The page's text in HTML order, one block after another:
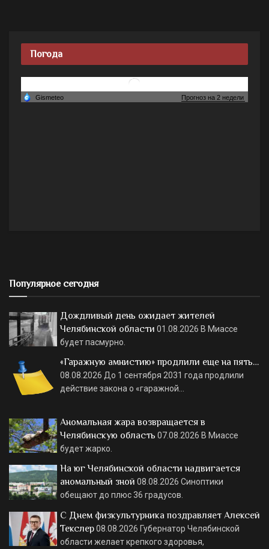
Погода
Популярное сегодня
Дождливый день ожидает жителей
Челябинской области 01.08.2026 В Миассе
будет пасмурно.
«Гаражную амнистию» продлили еще на пять…
08.08.2026 До 1 сентября 2031 года продлили
действие закона о «гаражной…
Аномальная жара возвращается в
Челябинскую область 07.08.2026 В Миассе
будет жарко.
На юг Челябинской области надвигается
аномальный зной 08.08.2026 Синоптики
обещают до плюс 36 градусов.
С Днем физкультурника поздравляет Алексей
Текслер08.08.2026 Губернатор Челябинской
области желает крепкого здоровья,